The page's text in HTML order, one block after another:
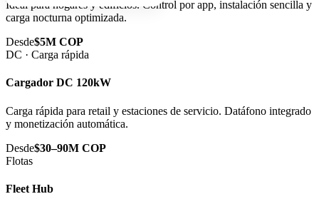
Ideal para hogares y edificios. Control por app, instalación sencilla y
carga nocturna optimizada.
Desde$5M COP
DC · Carga rápida
Cargador DC 120kW
Carga rápida para retail y estaciones de servicio. Datáfono integrado
y monetización automática.
Desde$30–90M COP
Flotas
Fleet Hub